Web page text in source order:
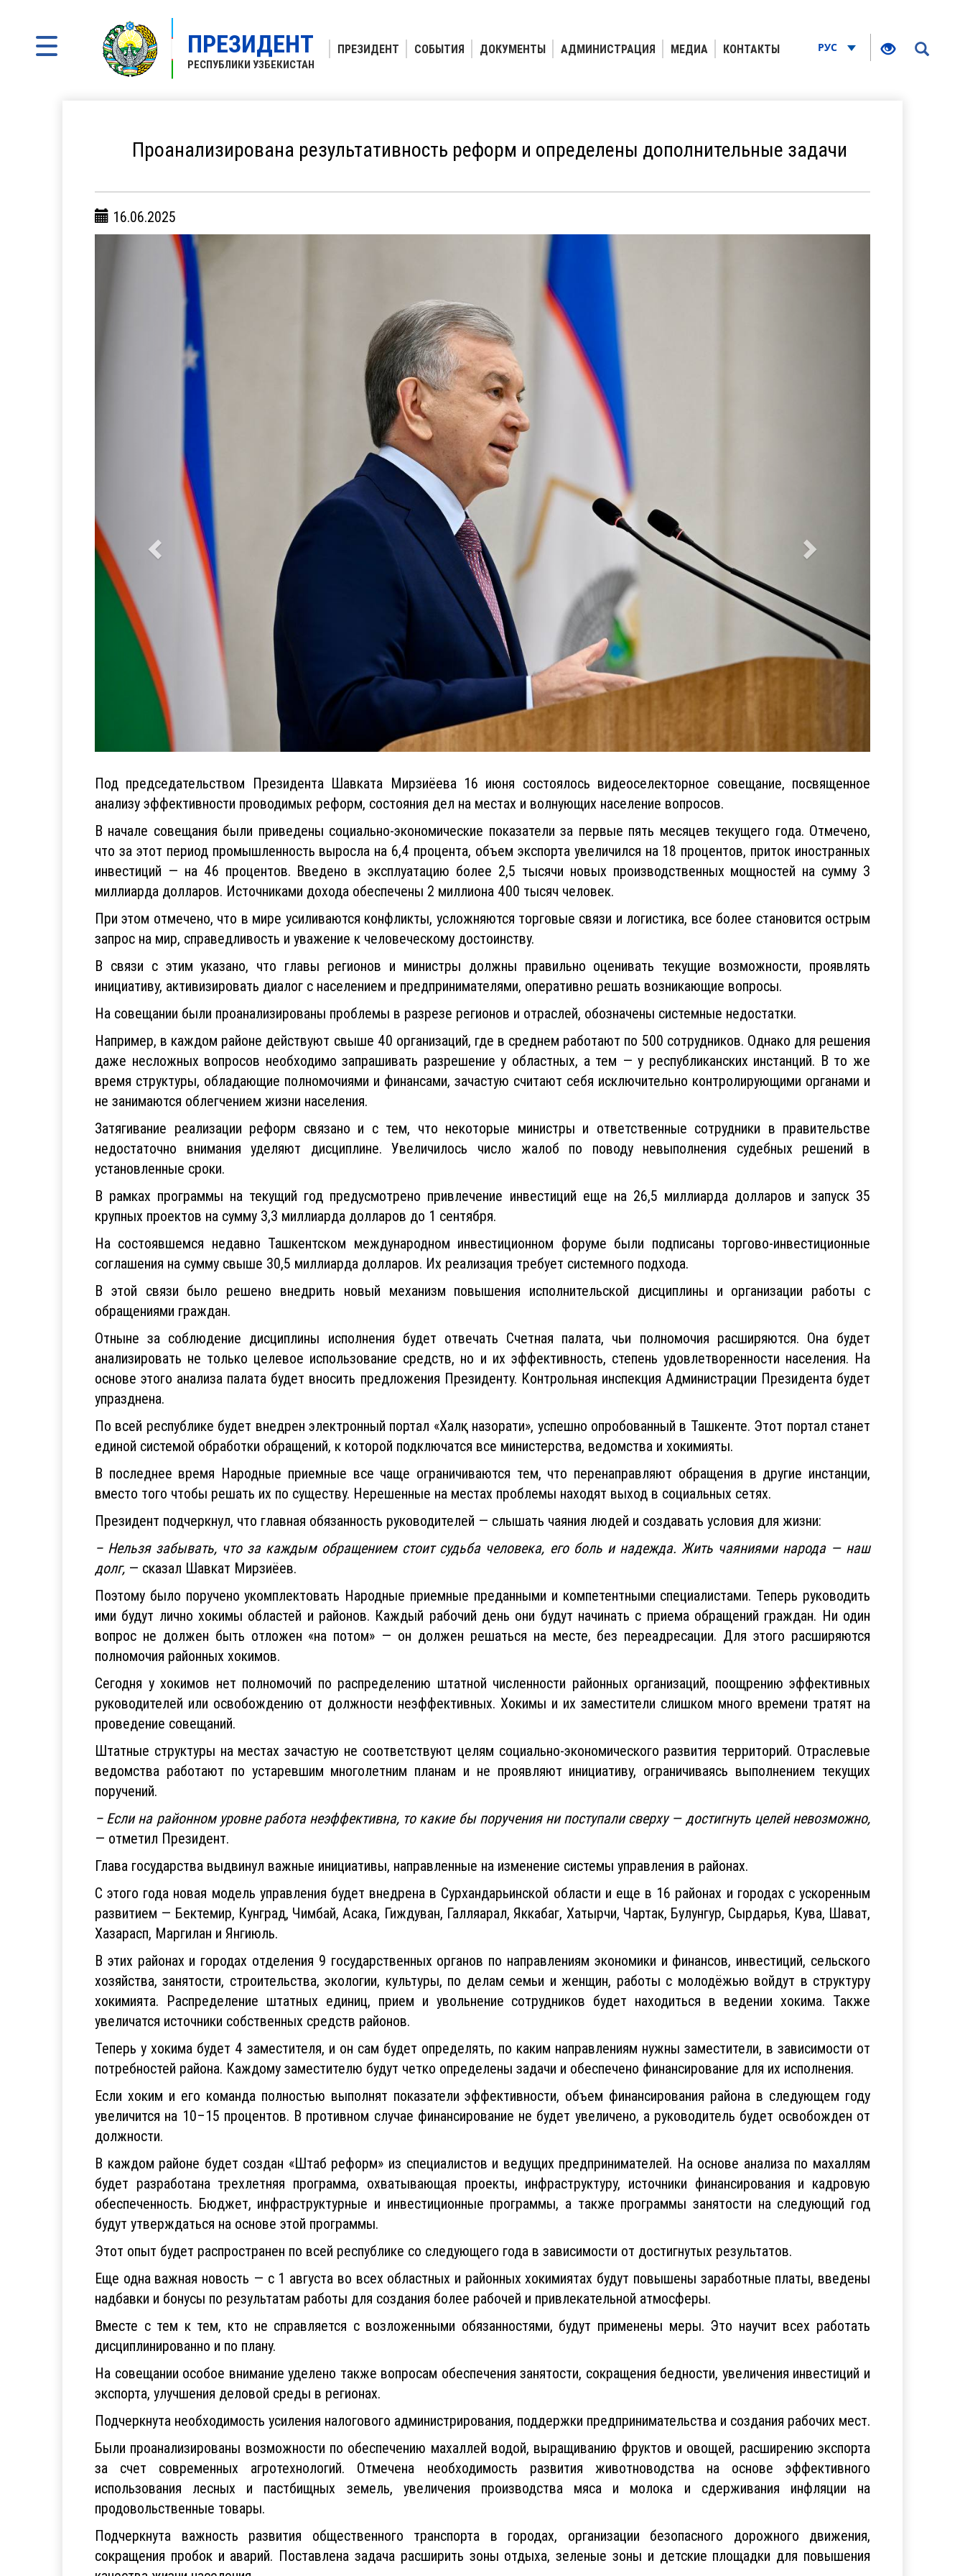
ПРЕЗИДЕНТ
РЕСПУБЛИКИ УЗБЕКИСТАН
ПРЕЗИДЕНТ СОБЫТИЯ ДОКУМЕНТЫ АДМИНИСТРАЦИЯ МЕДИА КОНТАКТЫ РУС
Проанализирована результативность реформ и определены дополнительные задачи
16.06.2025
Под председательством Президента Шавката Мирзиёева 16 июня состоялось видеоселекторное совещание, посвященное
анализу эффективности проводимых реформ, состояния дел на местах и волнующих население вопросов.
В начале совещания были приведены социально-экономические показатели за первые пять месяцев текущего года. Отмечено,
что за этот период промышленность выросла на 6,4 процента, объем экспорта увеличился на 18 процентов, приток иностранных
инвестиций — на 46 процентов. Введено в эксплуатацию более 2,5 тысячи новых производственных мощностей на сумму 3
миллиарда долларов. Источниками дохода обеспечены 2 миллиона 400 тысяч человек.
При этом отмечено, что в мире усиливаются конфликты, усложняются торговые связи и логистика, все более становится острым
запрос на мир, справедливость и уважение к человеческому достоинству.
В связи с этим указано, что главы регионов и министры должны правильно оценивать текущие возможности, проявлять
инициативу, активизировать диалог с населением и предпринимателями, оперативно решать возникающие вопросы.
На совещании были проанализированы проблемы в разрезе регионов и отраслей, обозначены системные недостатки.
Например, в каждом районе действуют свыше 40 организаций, где в среднем работают по 500 сотрудников. Однако для решения
даже несложных вопросов необходимо запрашивать разрешение у областных, а тем — у республиканских инстанций. В то же
время структуры, обладающие полномочиями и финансами, зачастую считают себя исключительно контролирующими органами и
не занимаются облегчением жизни населения.
Затягивание реализации реформ связано и с тем, что некоторые министры и ответственные сотрудники в правительстве
недостаточно внимания уделяют дисциплине. Увеличилось число жалоб по поводу невыполнения судебных решений в
установленные сроки.
В рамках программы на текущий год предусмотрено привлечение инвестиций еще на 26,5 миллиарда долларов и запуск 35
крупных проектов на сумму 3,3 миллиарда долларов до 1 сентября.
На состоявшемся недавно Ташкентском международном инвестиционном форуме были подписаны торгово-инвестиционные
соглашения на сумму свыше 30,5 миллиарда долларов. Их реализация требует системного подхода.
В этой связи было решено внедрить новый механизм повышения исполнительской дисциплины и организации работы с
обращениями граждан.
Отныне за соблюдение дисциплины исполнения будет отвечать Счетная палата, чьи полномочия расширяются. Она будет
анализировать не только целевое использование средств, но и их эффективность, степень удовлетворенности населения. На
основе этого анализа палата будет вносить предложения Президенту. Контрольная инспекция Администрации Президента будет
упразднена.
По всей республике будет внедрен электронный портал «Халқ назорати», успешно опробованный в Ташкенте. Этот портал станет
единой системой обработки обращений, к которой подключатся все министерства, ведомства и хокимияты.
В последнее время Народные приемные все чаще ограничиваются тем, что перенаправляют обращения в другие инстанции,
вместо того чтобы решать их по существу. Нерешенные на местах проблемы находят выход в социальных сетях.
Президент подчеркнул, что главная обязанность руководителей — слышать чаяния людей и создавать условия для жизни:
– Нельзя забывать, что за каждым обращением стоит судьба человека, его боль и надежда. Жить чаяниями народа — наш
долг, — сказал Шавкат Мирзиёев.
Поэтому было поручено укомплектовать Народные приемные преданными и компетентными специалистами. Теперь руководить
ими будут лично хокимы областей и районов. Каждый рабочий день они будут начинать с приема обращений граждан. Ни один
вопрос не должен быть отложен «на потом» — он должен решаться на месте, без переадресации. Для этого расширяются
полномочия районных хокимов.
Сегодня у хокимов нет полномочий по распределению штатной численности районных организаций, поощрению эффективных
руководителей или освобождению от должности неэффективных. Хокимы и их заместители слишком много времени тратят на
проведение совещаний.
Штатные структуры на местах зачастую не соответствуют целям социально-экономического развития территорий. Отраслевые
ведомства работают по устаревшим многолетним планам и не проявляют инициативу, ограничиваясь выполнением текущих
поручений.
– Если на районном уровне работа неэффективна, то какие бы поручения ни поступали сверху — достигнуть целей невозможно,
— отметил Президент.
Глава государства выдвинул важные инициативы, направленные на изменение системы управления в районах.
С этого года новая модель управления будет внедрена в Сурхандарьинской области и еще в 16 районах и городах с ускоренным
развитием — Бектемир, Кунград, Чимбай, Асака, Гиждуван, Галляарал, Яккабаг, Хатырчи, Чартак, Булунгур, Сырдарья, Кува, Шават,
Хазарасп, Маргилан и Янгиюль.
В этих районах и городах отделения 9 государственных органов по направлениям экономики и финансов, инвестиций, сельского
хозяйства, занятости, строительства, экологии, культуры, по делам семьи и женщин, работы с молодёжью войдут в структуру
хокимията. Распределение штатных единиц, прием и увольнение сотрудников будет находиться в ведении хокима. Также
увеличатся источники собственных средств районов.
Теперь у хокима будет 4 заместителя, и он сам будет определять, по каким направлениям нужны заместители, в зависимости от
потребностей района. Каждому заместителю будут четко определены задачи и обеспечено финансирование для их исполнения.
Если хоким и его команда полностью выполнят показатели эффективности, объем финансирования района в следующем году
увеличится на 10–15 процентов. В противном случае финансирование не будет увеличено, а руководитель будет освобожден от
должности.
В каждом районе будет создан «Штаб реформ» из специалистов и ведущих предпринимателей. На основе анализа по махаллям
будет разработана трехлетняя программа, охватывающая проекты, инфраструктуру, источники финансирования и кадровую
обеспеченность. Бюджет, инфраструктурные и инвестиционные программы, а также программы занятости на следующий год
будут утверждаться на основе этой программы.
Этот опыт будет распространен по всей республике со следующего года в зависимости от достигнутых результатов.
Еще одна важная новость — с 1 августа во всех областных и районных хокимиятах будут повышены заработные платы, введены
надбавки и бонусы по результатам работы для создания более рабочей и привлекательной атмосферы.
Вместе с тем к тем, кто не справляется с возложенными обязанностями, будут применены меры. Это научит всех работать
дисциплинированно и по плану.
На совещании особое внимание уделено также вопросам обеспечения занятости, сокращения бедности, увеличения инвестиций и
экспорта, улучшения деловой среды в регионах.
Подчеркнута необходимость усиления налогового администрирования, поддержки предпринимательства и создания рабочих мест.
Были проанализированы возможности по обеспечению махаллей водой, выращиванию фруктов и овощей, расширению экспорта
за счет современных агротехнологий. Отмечена необходимость развития животноводства на основе эффективного
использования лесных и пастбищных земель, увеличения производства мяса и молока и сдерживания инфляции на
продовольственные товары.
Подчеркнута важность развития общественного транспорта в городах, организации безопасного дорожного движения,
сокращения пробок и аварий. Поставлена задача расширить зоны отдыха, зеленые зоны и детские площадки для повышения